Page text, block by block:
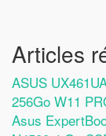
Articles
ASUS
256Go W11
Asus